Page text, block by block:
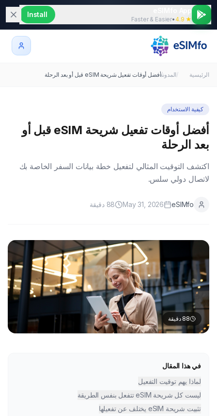
★ 4.9
•
Faster & Easier
Install
الرئيسية /المدونة
/أفضل أوقات تفعيل شريحة eSIM قبل أو بعد الرحلة
كيفية الاستخدام
أفضل أوقات تفعيل شريحة eSIM قبل أو
بعد الرحلة
اكتشف التوقيت المثالي لتفعيل خطة بيانات السفر الخاصة بك
لاتصال دولي سلس.
eSIMfo
May 31, 2026
88 دقيقة
88 دقيقة
في هذا المقال
لماذا يهم توقيت التفعيل
ليست كل شريحة eSIM تتفعل بنفس الطريقة
تثبيت شريحة eSIM يختلف عن تفعيلها